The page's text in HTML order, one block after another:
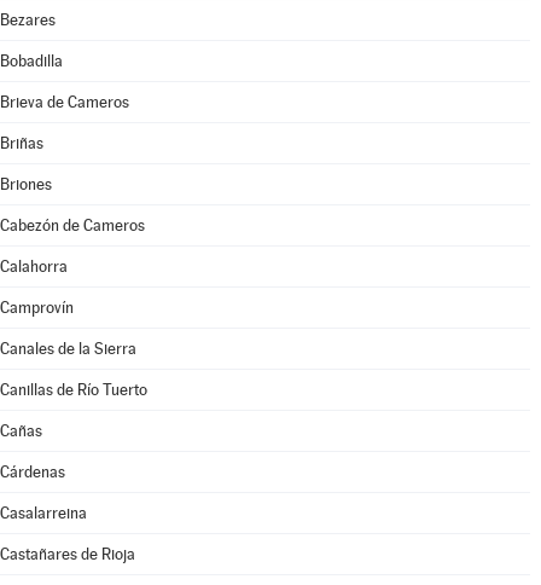
Bezares
Bobadilla
Brieva de Cameros
Briñas
Briones
Cabezón de Cameros
Calahorra
Camprovín
Canales de la Sierra
Canillas de Río Tuerto
Cañas
Cárdenas
Casalarreina
Castañares de Rioja